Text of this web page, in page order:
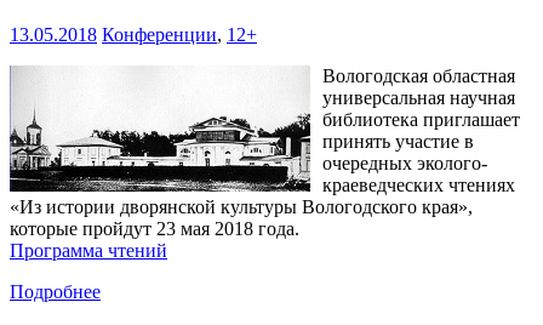
13.05.2018 Конференции, 12+
Вологодская областная
универсальная научная
библиотека приглашает
принять участие в
очередных эколого-
краеведческих чтениях
«Из истории дворянской культуры Вологодского края»,
которые пройдут 23 мая 2018 года.
Программа чтений
Подробнее